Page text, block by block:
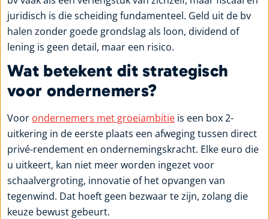
juridisch is die scheiding fundamenteel. Geld uit de bv
halen zonder goede grondslag als loon, dividend of
lening is geen detail, maar een risico.
Wat betekent dit strategisch
voor ondernemers?
Voor ondernemers met groeiambitie is een box 2-
uitkering in de eerste plaats een afweging tussen direct
privé-rendement en ondernemingskracht. Elke euro die
u uitkeert, kan niet meer worden ingezet voor
schaalvergroting, innovatie of het opvangen van
tegenwind. Dat hoeft geen bezwaar te zijn, zolang die
keuze bewust gebeurt.